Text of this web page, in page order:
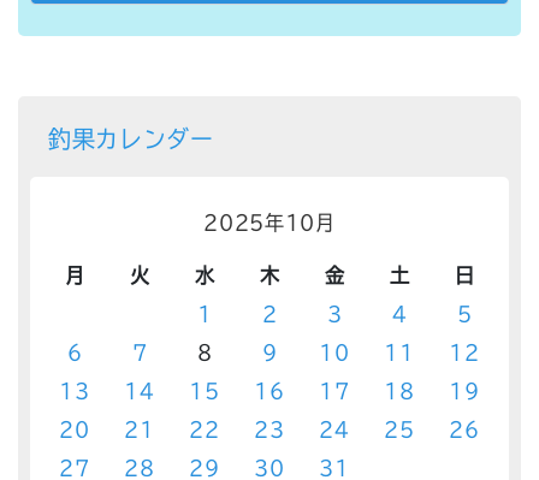
釣果カレンダー
2025年10月
月 火 水 木 金 土
日
1
2 3 4
5
6
7 8 9 10 11
12
13
14 15 16 17 18
19
20
21 22 23 24 25
26
27
28 29 30 31